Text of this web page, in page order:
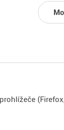
(Firefox,